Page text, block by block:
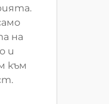
на
и
към